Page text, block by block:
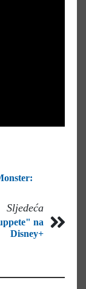
Sljedeća
na
Disney+